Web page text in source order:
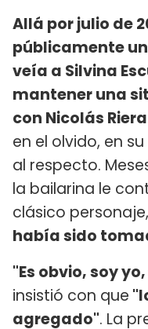
Allá por julio de
públicamente
veía a Silvina
mantener una
con Nicolás Riera
en el olvido, en
al respecto.
la bailarina le
clásico
había sido
"Es obvio, soy
insistió con que
agregado". La